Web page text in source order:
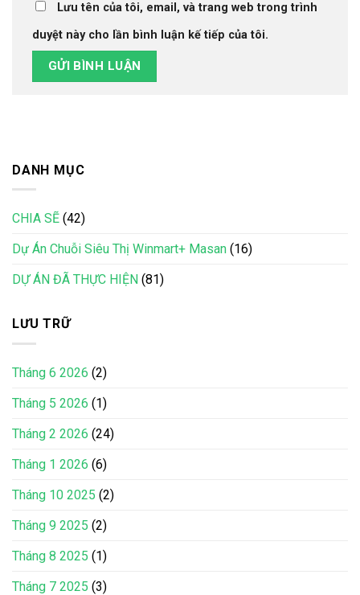
Lưu tên của tôi, email, và trang web trong trình
duyệt này cho lần bình luận kế tiếp của tôi.
DANH MỤC
CHIA SẼ (42)
Dự Án Chuỗi Siêu Thị Winmart+ Masan (16)
DỰ ÁN ĐÃ THỰC HIỆN (81)
LƯU TRỮ
Tháng 6 2026 (2)
Tháng 5 2026 (1)
Tháng 2 2026 (24)
Tháng 1 2026 (6)
Tháng 10 2025 (2)
Tháng 9 2025 (2)
Tháng 8 2025 (1)
Tháng 7 2025 (3)